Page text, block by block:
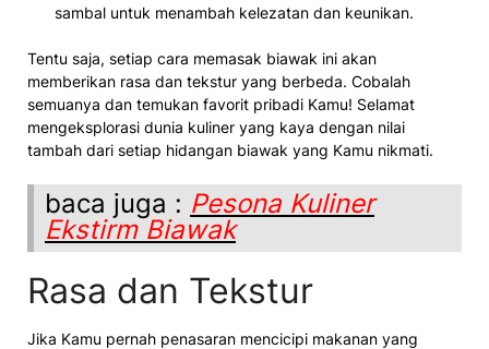
sambal untuk menambah kelezatan dan keunikan.
Tentu saja, setiap cara memasak biawak ini akan
memberikan rasa dan tekstur yang berbeda. Cobalah
semuanya dan temukan favorit pribadi Kamu! Selamat
mengeksplorasi dunia kuliner yang kaya dengan nilai
tambah dari setiap hidangan biawak yang Kamu nikmati.
baca juga : Pesona Kuliner
Ekstirm Biawak
Rasa dan Tekstur
Jika Kamu pernah penasaran mencicipi makanan yang